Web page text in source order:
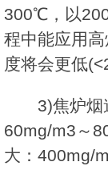
300℃，以
程中能应用
度将会更低
3)焦炉烟
60mg/m3～
大：400mg/